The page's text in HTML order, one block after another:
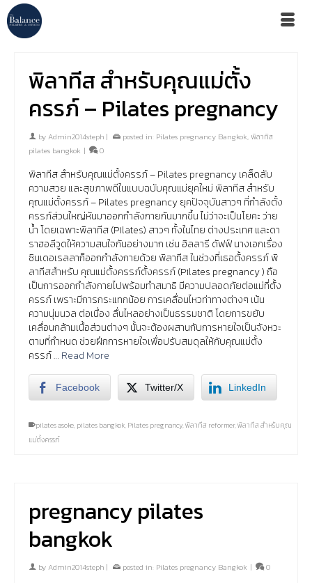
พิลาทีส สำหรับคุณแม่ตั้ง
ครรภ์ – Pilates pregnancy
byAdmin2014steph | posted in: Pilates pregnancy Bangkok, พิลาทิส
pilates bangkok | 0
พิลาทีส สำหรับคุณแม่ตั้งครรภ์ – Pilates pregnancy เคล็ดลับ
ความสวย และสุขภาพดีในแบบฉบับคุณแม่ยุคใหม่ พิลาทีส สำหรับ
คุณแม่ตั้งครรภ์ – Pilates pregnancy ยุคปัจจุบันสาวๆ ที่กำลังตั้ง
ครรภ์ส่วนใหญ่หันมาออกกำลังกายกันมากขึ้น ไม่ว่าจะเป็นโยคะ ว่าย
น้ำ โดยเฉพาะพิลาทีส (Pilates) สาวๆ ทั้งในไทย ต่างประเทศ และดา
ราฮอลีวูดให้ความสนใจกันอย่างมาก เช่น ฮิลลารี ดัฟฟ์ นางเอกเรื่อง
ซินเดอเรลลาก็ออกกำลังกายด้วย พิลาทีส ในช่วงที่เธอตั้งครรภ์ พิ
ลาทีสสำหรับ คุณแม่ตั้งครรภ์ตั้งครรภ์ (Pilates pregnancy ) ถือ
เป็นการออกกำลังกายไปพร้อมทำสมาธิ มีความปลอดภัยต่อแม่ที่ตั้ง
ครรภ์ เพราะมีการกระแทกน้อย การเคลื่อนไหวท่าทางต่างๆ เน้น
ความนุ่มนวล ต่อเนื่อง ลื่นไหลอย่างเป็นธรรมชาติ โดยการขยับ
เคลื่อนกล้ามเนื้อส่วนต่างๆ นั้นจะต้องผสานกับการหายใจเป็นจังหวะ
ตามที่กำหนด ช่วยฝึกการหายใจเพื่อปรับสมดุลให้กับคุณแม่ตั้ง
ครรภ์ … Read More
Facebook Twitter/X LinkedIn
pilates asoke, pilates bangkok, Pilates pregnancy,พิลาทีส reformer,พิลาทีส สำหรับคุณ
แม่ตั้งครรภ์
pregnancy pilates
bangkok
byAdmin2014steph | posted in: Pilates pregnancy Bangkok | 0